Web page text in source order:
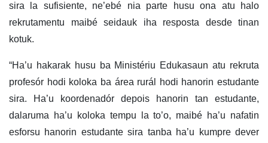
sira la sufisiente, ne’ebé nia parte husu ona atu halo
rekrutamentu maibé seidauk iha resposta desde tinan
kotuk.
“Ha’u hakarak husu ba Ministériu Edukasaun atu rekruta
profesór hodi koloka ba área rurál hodi hanorin estudante
sira. Ha’u koordenadór depois hanorin tan estudante,
dalaruma ha’u koloka tempu la to’o, maibé ha’u nafatin
esforsu hanorin estudante sira tanba ha’u kumpre dever